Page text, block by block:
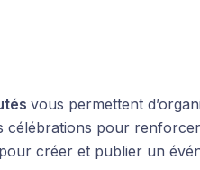
vous permettent
pour renforcer
créer et publier un